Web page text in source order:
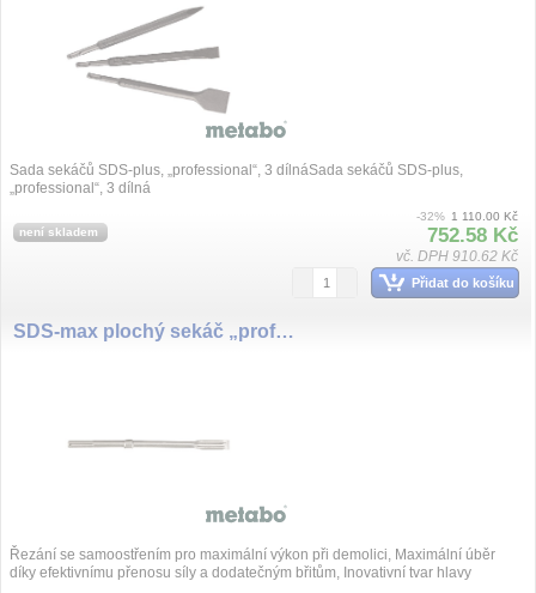
Sada sekáčů SDS-plus, „professional“, 3 dílnáSada sekáčů SDS-plus,
„professional“, 3 dílná
není skladem
-32% 1 110.00 Kč
752.58 Kč
vč. DPH 910.62 Kč
Přidat do košíku
SDS-max plochý sekáč „professional premium“ 400 x 25 mm
Řezání se samoostřením pro maximální výkon při demolici, Maximální úběr
díky efektivnímu přenosu síly a dodatečným břitům, Inovativní tvar hlavy